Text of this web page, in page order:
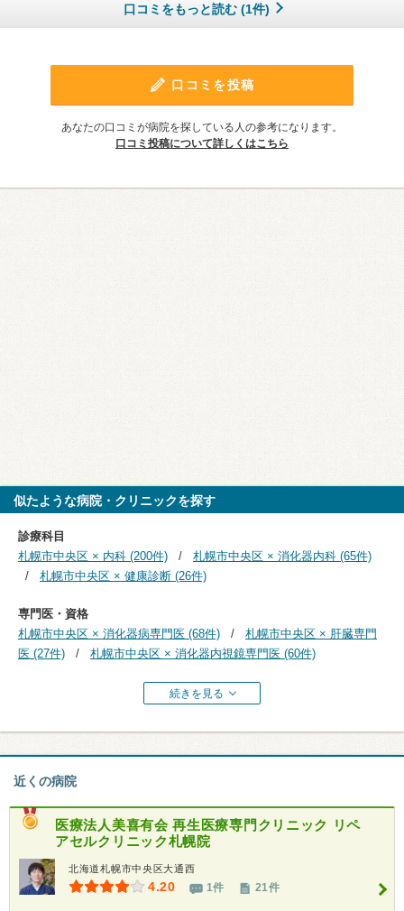
口コミをもっと読む (1件)
口コミを投稿
あなたの口コミが病院を探している人の参考になります。
口コミ投稿について詳しくはこちら
似たような病院・クリニックを探す
診療科目
札幌市中央区 × 内科 (200件)
札幌市中央区 × 消化器内科 (65件)
札幌市中央区 × 健康診断 (26件)
専門医・資格
札幌市中央区 × 消化器病専門医 (68件)
札幌市中央区 × 肝臓専門
医 (27件)
札幌市中央区 × 消化器内視鏡専門医 (60件)
続きを見る
近くの病院
医療法人美喜有会再生医療専門クリニック リペ
アセルクリニック札幌院
北海道札幌市中央区大通西
4.20 1件 21件